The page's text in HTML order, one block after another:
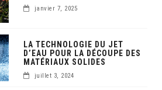
janvier 7, 2025
LA TECHNOLOGIE DU JET
D’EAU POUR LA DÉCOUPE DES
MATÉRIAUX SOLIDES
juillet 3, 2024